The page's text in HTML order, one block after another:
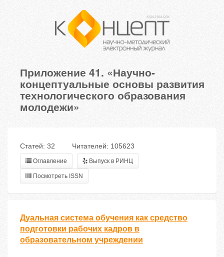
Приложение 41. «Научно-
концептуальные основы развития
технологического образования
молодежи»
Статей: 32 Читателей: 105623
Оглавление Выпуск в РИНЦ
Посмотреть ISSN
Дуальная система обучения как средство
подготовки рабочих кадров в
образовательном учреждении